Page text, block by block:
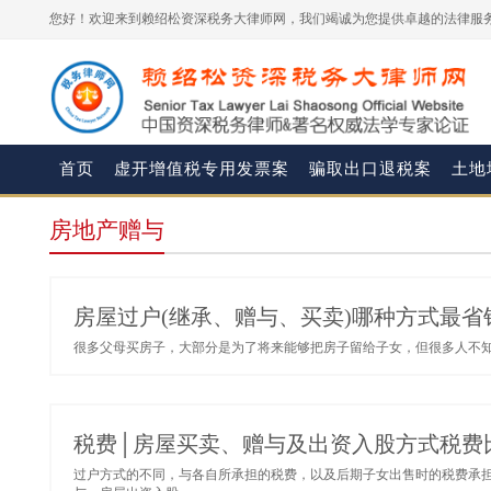
您好！欢迎来到赖绍松资深税务大律师网，我们竭诚为您提供卓越的法律服
首页 虚开增值税专用发票案 骗取出口退税案 土地
房地产赠与
房屋过户(继承、赠与、买卖)哪种方式最省
很多父母买房子，大部分是为了将来能够把房子留给子女，但很多人
税费│房屋买卖、赠与及出资入股方式税费
过户方式的不同，与各自所承担的税费，以及后期子女出售时的税费